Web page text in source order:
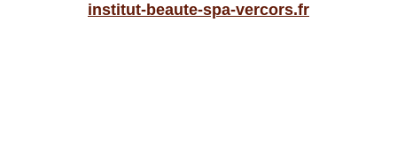
institut-beaute-spa-vercors.fr